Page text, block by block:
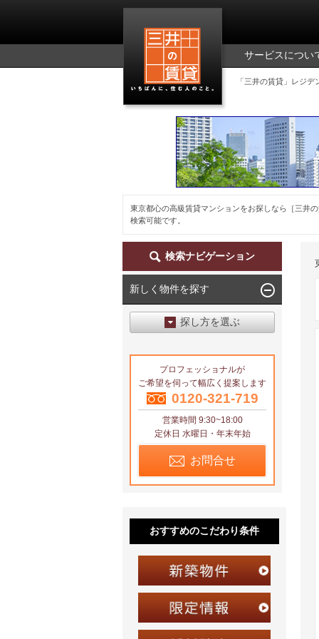
サービスについ
「三井の賃貸」レジ
東京都心の高級賃貸マンションをお探しなら［三井
検索可能です。
検索ナビゲーション
新しく物件を探す
探し方を選ぶ
区から探す
地図から探す
沿線から探す
プロフェッショナルが
ご希望を伺って幅広く提案します
0120-321-719
営業時間 9:30~18:00
定休日 水曜日・年末年始
お問合せ
おすすめのこだわり条件